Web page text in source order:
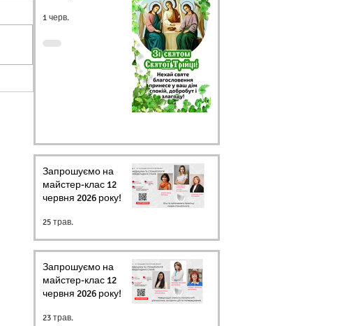
1 черв.
Запрошуємо на
майстер-клас 12
червня 2026 року!
25 трав.
Запрошуємо на
майстер-клас 12
червня 2026 року!
23 трав.